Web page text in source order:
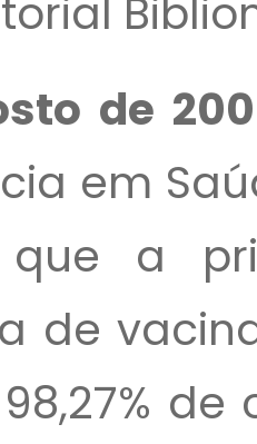
de
em
que a
de